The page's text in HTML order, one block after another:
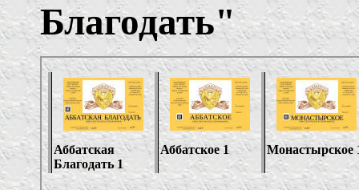
Благодать"